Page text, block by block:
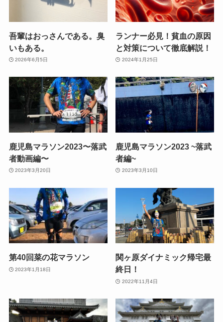
吾輩はおっさんである。臭
いもある。
2026年6月5日
ランナー必見！貧血の原因
と対策について徹底解説！
2024年1月25日
鹿児島マラソン2023〜落武
者動画編〜
2023年3月20日
鹿児島マラソン2023 ~落武
者編~
2023年3月10日
第40回菜の花マラソン
2023年1月18日
関ヶ原ダイナミック帰宅最
終日！
2022年11月4日